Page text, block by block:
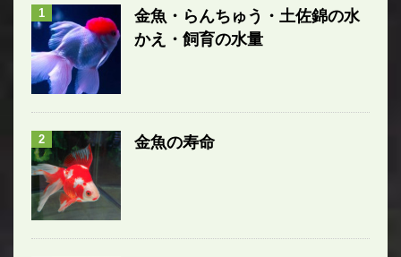
1
金魚・らんちゅう・土佐錦の水
かえ・飼育の水量
2 金魚の寿命